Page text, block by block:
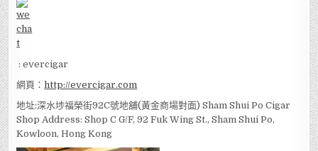
: evercigar
網頁：http://evercigar.com
地址:深水埗福榮街92C號地舖(黃金商場對面) Sham Shui Po Cigar
Shop Address: Shop C G/F, 92 Fuk Wing St., Sham Shui Po,
Kowloon, Hong Kong